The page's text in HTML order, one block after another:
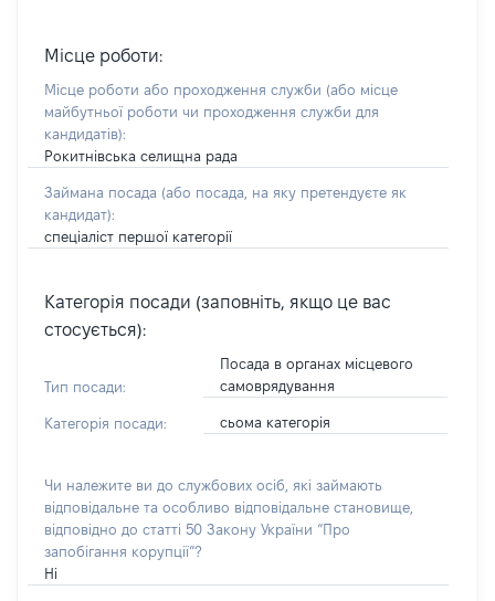
Місце роботи:
Місце роботи або проходження служби (або місце
майбутньої роботи чи проходження служби для
кандидатів):
Рокитнівська селищна рада
Займана посада (або посада, на яку претендуєте як
кандидат):
спеціаліст першої категорії
Категорія посади (заповніть, якщо це вас
стосується):
Тип посади:
Посада в органах місцевого
самоврядування
Категорія посади: сьома категорія
Чи належите ви до службових осіб, які займають
відповідальне та особливо відповідальне становище,
відповідно до статті 50 Закону України “Про
запобігання корупції”?
Ні